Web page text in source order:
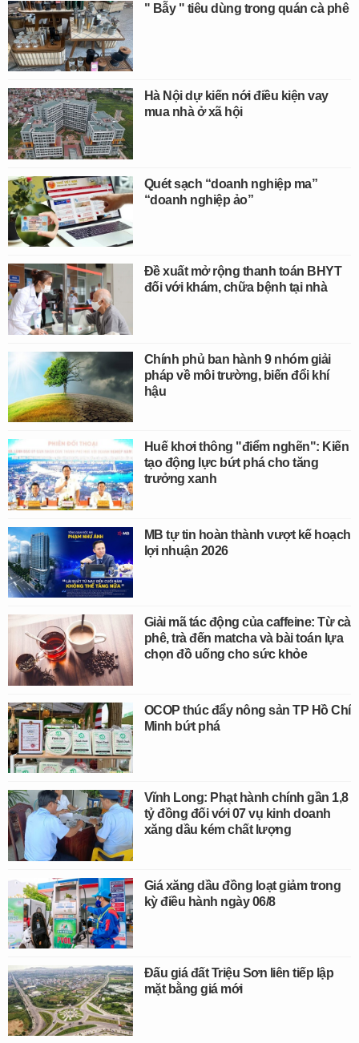
" Bẫy " tiêu dùng trong quán cà phê
Hà Nội dự kiến nới điều kiện vay
mua nhà ở xã hội
Quét sạch “doanh nghiệp ma”
“doanh nghiệp ảo”
Đề xuất mở rộng thanh toán BHYT
đối với khám, chữa bệnh tại nhà
Chính phủ ban hành 9 nhóm giải
pháp về môi trường, biến đổi khí
hậu
Huế khơi thông "điểm nghẽn": Kiến
tạo động lực bứt phá cho tăng
trưởng xanh
MB tự tin hoàn thành vượt kế hoạch
lợi nhuận 2026
Giải mã tác động của caffeine: Từ cà
phê, trà đến matcha và bài toán lựa
chọn đồ uống cho sức khỏe
OCOP thúc đẩy nông sản TP Hồ Chí
Minh bứt phá
Vĩnh Long: Phạt hành chính gần 1,8
tỷ đồng đối với 07 vụ kinh doanh
xăng dầu kém chất lượng
Giá xăng dầu đồng loạt giảm trong
kỳ điều hành ngày 06/8
Đấu giá đất Triệu Sơn liên tiếp lập
mặt bằng giá mới